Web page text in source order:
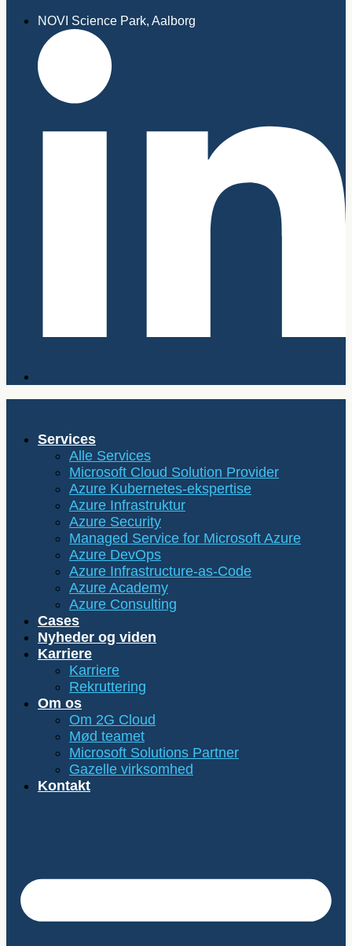
NOVI Science Park, Aalborg
Services
Alle Services
Microsoft Cloud Solution Provider
Azure Kubernetes-ekspertise
Azure Infrastruktur
Azure Security
Managed Service for Microsoft Azure
Azure DevOps
Azure Infrastructure-as-Code
Azure Academy
Azure Consulting
Cases
Nyheder og viden
Karriere
Karriere
Rekruttering
Om os
Om 2G Cloud
Mød teamet
Microsoft Solutions Partner
Gazelle virksomhed
Kontakt